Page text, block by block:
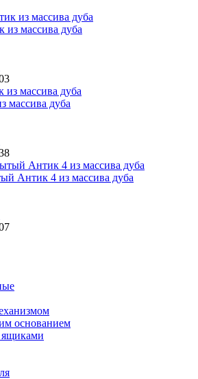
массива дуба
массива дуба
Антик 4 из массива дуба
основанием